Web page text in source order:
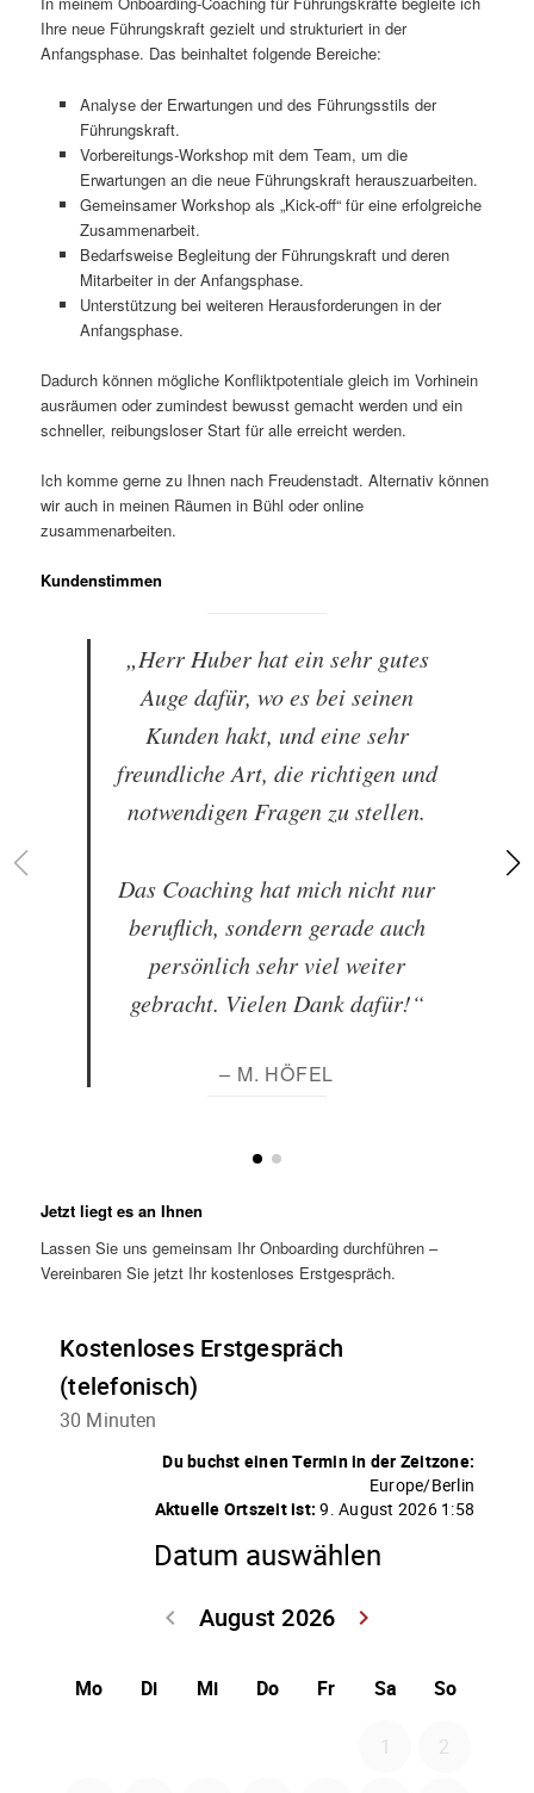
Ihre neue Führungskraft gezielt und strukturiert in der
Anfangsphase. Das beinhaltet folgende Bereiche:
Analyse der Erwartungen und des Führungsstils der
Führungskraft.
Vorbereitungs-Workshop mit dem Team, um die
Erwartungen an die neue Führungskraft herauszuarbeiten.
Gemeinsamer Workshop als „Kick-off“ für eine erfolgreiche
Zusammenarbeit.
Bedarfsweise Begleitung der Führungskraft und deren
Mitarbeiter in der Anfangsphase.
Unterstützung bei weiteren Herausforderungen in der
Anfangsphase.
Dadurch können mögliche Konfliktpotentiale gleich im Vorhinein
ausräumen oder zumindest bewusst gemacht werden und ein
schneller, reibungsloser Start für alle erreicht werden.
Ich komme gerne zu Ihnen nach Freudenstadt. Alternativ können
wir auch in meinen Räumen in Bühl oder online
zusammenarbeiten.
Kundenstimmen
„Herr Huber hat ein sehr gutes
Auge dafür, wo es bei seinen
Kunden hakt, und eine sehr
freundliche Art, die richtigen und
notwendigen Fragen zu stellen.
Das Coaching hat mich nicht nur
beruflich, sondern gerade auch
persönlich sehr viel weiter
gebracht. Vielen Dank dafür!“
– M. HÖFEL
Jetzt liegt es an Ihnen
Lassen Sie uns gemeinsam Ihr Onboarding durchführen –
Vereinbaren Sie jetzt Ihr kostenloses Erstgespräch.